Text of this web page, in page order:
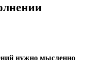
нужно мысленно